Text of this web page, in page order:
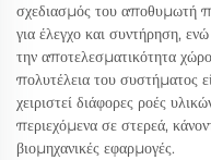
σχεδιασμός του αποθυμωτή
για έλεγχο και συντήρηση,
την αποτελεσματικότητα
πολυτέλεια του συστήματος
χειριστεί διάφορες ροές
περιεχόμενα σε στερεά,
βιομηχανικές εφαρμογές.